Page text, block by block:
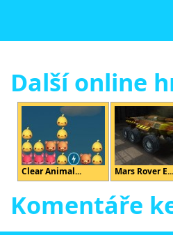
Další online
Clear Animal... Mars Rover E...
Komentáře